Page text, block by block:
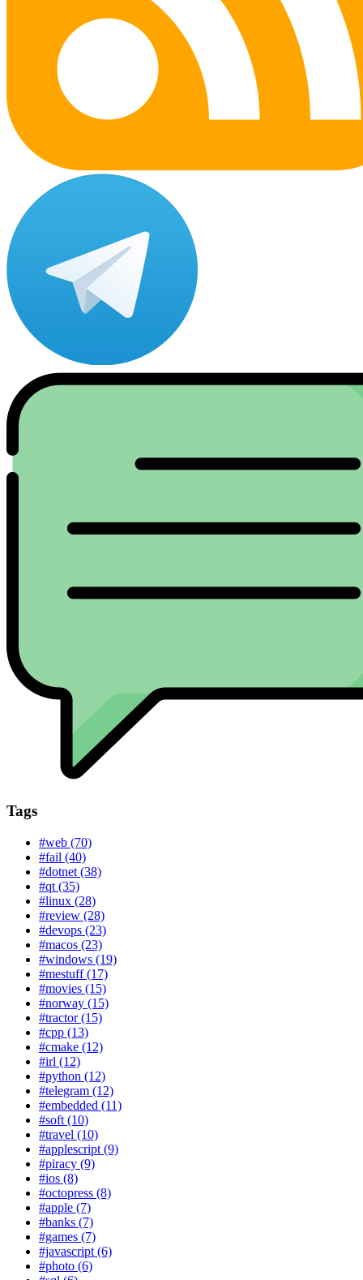
Tags
#web (70)
#fail (40)
#dotnet (38)
#qt (35)
#linux (28)
#review (28)
#devops (23)
#macos (23)
#windows (19)
#mestuff (17)
#movies (15)
#norway (15)
#tractor (15)
#cpp (13)
#cmake (12)
#irl (12)
#python (12)
#telegram (12)
#embedded (11)
#soft (10)
#travel (10)
#applescript (9)
#piracy (9)
#ios (8)
#octopress (8)
#apple (7)
#banks (7)
#games (7)
#javascript (6)
#photo (6)